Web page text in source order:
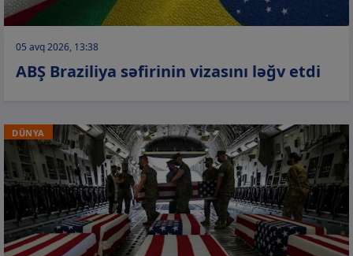
05 avq 2026, 13:38
ABŞ Braziliya səfirinin vizasını ləğv etdi
DÜNYA